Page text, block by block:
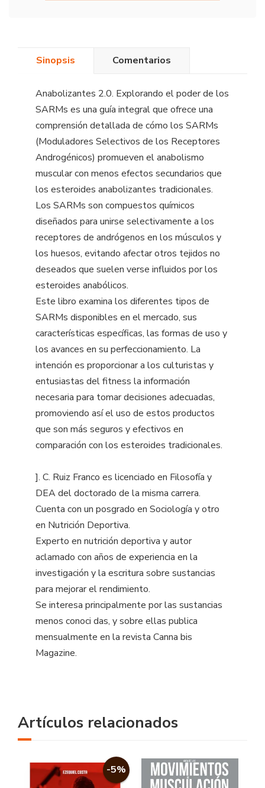
Sinopsis Comentarios
Anabolizantes 2.0. Explorando el poder de los
SARMs es una guía integral que ofrece una
comprensión detallada de cómo los SARMs
(Moduladores Selectivos de los Receptores
Androgénicos) promueven el anabolismo
muscular con menos efectos secundarios que
los esteroides anabolizantes tradicionales.
Los SARMs son compuestos químicos
diseñados para unirse selectivamente a los
receptores de andrógenos en los músculos y
los huesos, evitando afectar otros tejidos no
deseados que suelen verse influidos por los
esteroides anabólicos.
Este libro examina los diferentes tipos de
SARMs disponibles en el mercado, sus
características específicas, las formas de uso y
los avances en su perfeccionamiento. La
intención es proporcionar a los culturistas y
entusiastas del fitness la información
necesaria para tomar decisiones adecuadas,
promoviendo así el uso de estos productos
que son más seguros y efectivos en
comparación con los esteroides tradicionales.
]. C. Ruiz Franco es licenciado en Filosofía y
DEA del doctorado de la misma carrera.
Cuenta con un posgrado en Sociología y otro
en Nutrición Deportiva.
Experto en nutrición deportiva y autor
aclamado con años de experiencia en la
investigación y la escritura sobre sustancias
para mejorar el rendimiento.
Se interesa principalmente por las sustancias
menos conoci das, y sobre ellas publica
mensualmente en la revista Canna bis
Magazine.
Artículos relacionados
-5%